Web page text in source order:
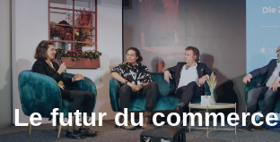
Le futur du commerce